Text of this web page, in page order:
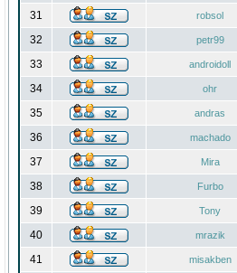
31 robsol
32 petr99
33 androidoll
34 ohr
35 andras
36 machado
37 Mira
38 Furbo
39 Tony
40 mrazik
41 misakben